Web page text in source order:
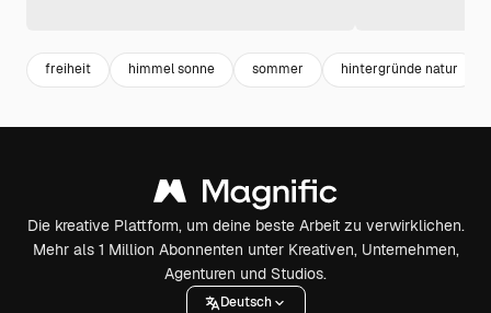
freiheit himmel sonne sommer hintergründe natur
Die kreative Plattform, um deine beste Arbeit zu verwirklichen.
Mehr als 1 Million Abonnenten unter Kreativen, Unternehmen,
Agenturen und Studios.
Deutsch